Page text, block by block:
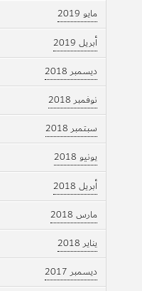
مايو 2019
أبريل 2019
ديسمبر 2018
نوفمبر 2018
سبتمبر 2018
يونيو 2018
أبريل 2018
مارس 2018
يناير 2018
ديسمبر 2017